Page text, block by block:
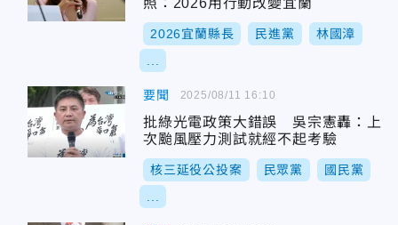
照：2026用行動改變宜蘭
2026宜蘭縣長 民進黨 林國漳
要聞
批綠光電政策大錯誤 吳宗憲轟：上
次颱風壓力測試就經不起考驗
核三延役公投案 民眾黨 國民黨
2025/08/11 16:10